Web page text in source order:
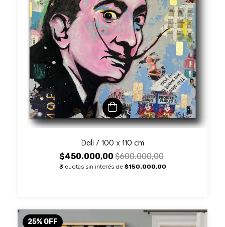
Dali / 100 x 110 cm
$450.000,00$600.000,00
3 cuotas sin interés de $150.000,00
25% OFF